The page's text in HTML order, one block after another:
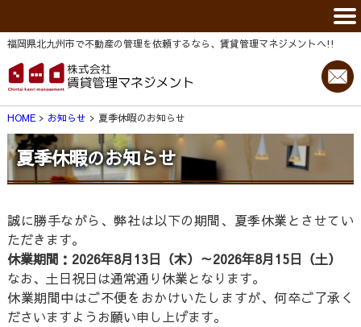
福岡県北九州市で不動産の管理を依頼するなら、賃貸管理マネジメントヘ!!
HOME お知らせ 夏季休暇のお知らせ
夏季休暇のお知らせ
誠に勝手ながら、弊社は以下の期間、夏季休業とさせてい
ただきます。
休業期間：2026年8月13日（木）～2026年8月15日（土）
なお、土日祝日は通常通り休業となります。
休業期間中はご不便をおかけいたしますが、何卒ご了承く
ださいますようお願い申し上げます。